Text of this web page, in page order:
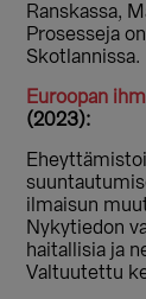
Ranskassa,
Prosesseja
Skotlannissa.
Euroopan
(2023):
ilmaisun
Nykytiedon
haitallisia ja
Valtuutettu